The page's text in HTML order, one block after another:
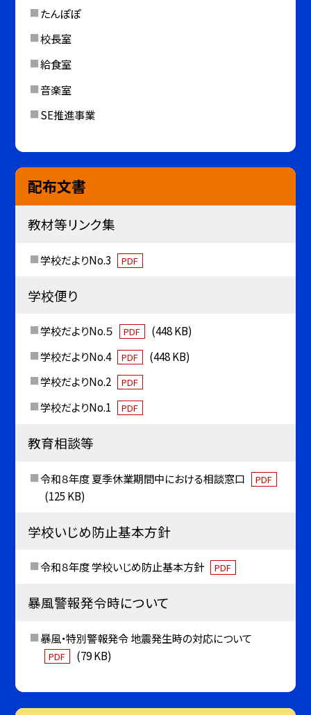
たんぽぽ
校長室
給食室
音楽室
SE推進事業
配布文書
教材等リンク集
学校だよりNo.3 PDF
学校便り
学校だよりNo.５ PDF
(448 KB)
学校だよりNo.4
PDF
(448 KB)
学校だよりNo.2
PDF
学校だよりNo.1 PDF
教育相談等
令和８年度 夏季休業期間中における相談窓口 PDF
(125 KB)
学校いじめ防止基本方針
令和８年度 学校いじめ防止基本方針 PDF
暴風警報発令時について
暴風・特別警報発令 地震発生時の対応について
PDF (79 KB)